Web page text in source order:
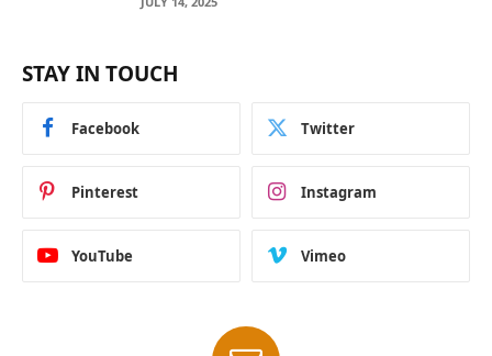
STAY IN TOUCH
Facebook Twitter
Pinterest Instagram
YouTube Vimeo